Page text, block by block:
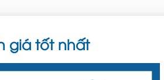
giá tốt nhất